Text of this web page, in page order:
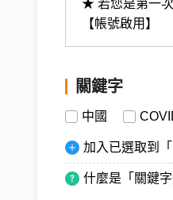
★ 若您是第一
【帳號啟用】
關鍵字
中國
加入已選取到「
什麼是「關鍵字